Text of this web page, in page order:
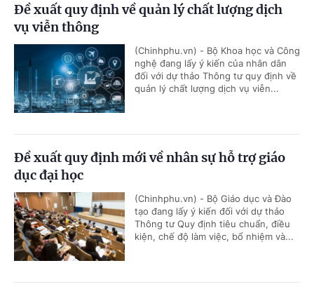
Đề xuất quy định về quản lý chất lượng dịch
vụ viễn thông
(Chinhphu.vn) - Bộ Khoa học và Công
nghệ đang lấy ý kiến của nhân dân
đối với dự thảo Thông tư quy định về
quản lý chất lượng dịch vụ viễn...
Đề xuất quy định mới về nhân sự hỗ trợ giáo
dục đại học
(Chinhphu.vn) - Bộ Giáo dục và Đào
tạo đang lấy ý kiến đối với dự thảo
Thông tư Quy định tiêu chuẩn, điều
kiện, chế độ làm việc, bổ nhiệm và...